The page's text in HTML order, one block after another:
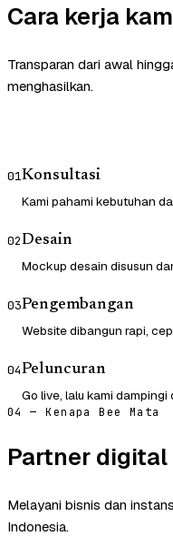
Cara kerja
Transparan dari awal
menghasilkan.
01Konsultasi
Kami pahami kebutuhan
02Desain
Mockup desain disusun
03Pengembangan
Website dibangun rapi,
04Peluncuran
Go live, lalu kami
04 — Kenapa Bee Mata
Partner
Melayani bisnis dan
Indonesia.